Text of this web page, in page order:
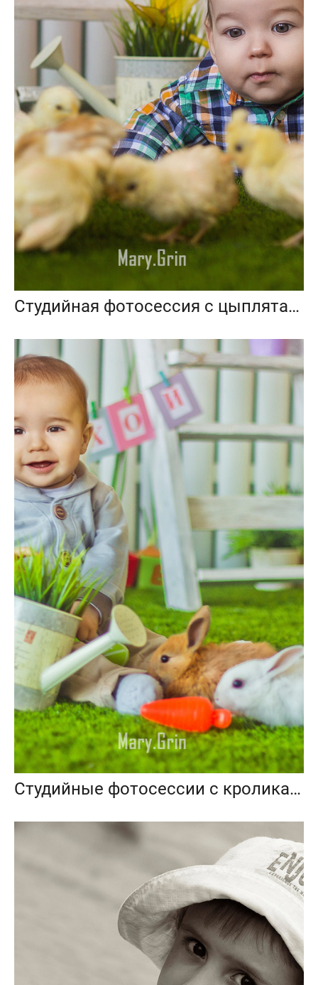
Студийная фотосессия с цыплятами
Студийные фотосессии с кроликами